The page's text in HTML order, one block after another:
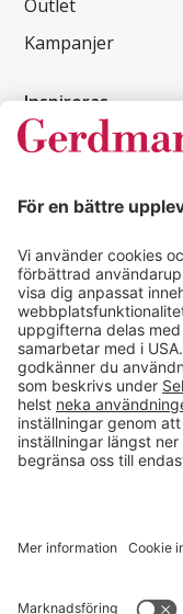
Outlet
Kampanjer
Inspireras
Kundcase
Läsvärt
Kontakt
info@gerdmans.se
0433-740 80
Kundservice
Vardagar 07.30-
© 2026 Gerdmans